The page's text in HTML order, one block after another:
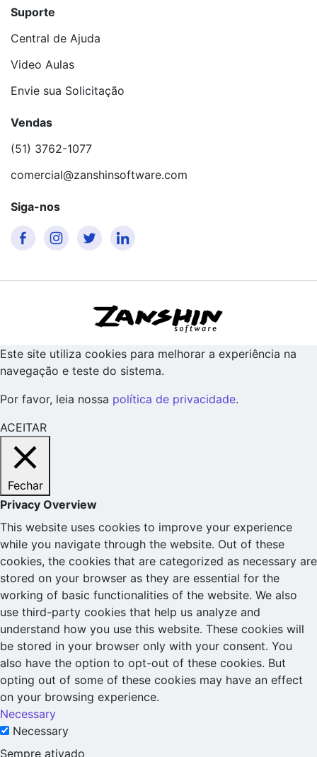
Suporte
Central de Ajuda
Video Aulas
Envie sua Solicitação
Vendas
(51) 3762-1077
comercial@zanshinsoftware.com
Siga-nos
Este site utiliza cookies para melhorar a experiência na
navegação e teste do sistema.
Por favor, leia nossa política de privacidade.
ACEITAR
Fechar
Privacy Overview
This website uses cookies to improve your experience
while you navigate through the website. Out of these
cookies, the cookies that are categorized as necessary are
stored on your browser as they are essential for the
working of basic functionalities of the website. We also
use third-party cookies that help us analyze and
understand how you use this website. These cookies will
be stored in your browser only with your consent. You
also have the option to opt-out of these cookies. But
opting out of some of these cookies may have an effect
on your browsing experience.
Necessary
Necessary
Sempre ativado